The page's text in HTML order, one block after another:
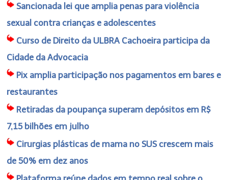
Sancionada lei que amplia penas para violência
sexual contra crianças e adolescentes
Curso de Direito da ULBRA Cachoeira participa da
Cidade da Advocacia
Pix amplia participação nos pagamentos em bares e
restaurantes
Retiradas da poupança superam depósitos em R$
7,15 bilhões em julho
Cirurgias plásticas de mama no SUS crescem mais
de 50% em dez anos